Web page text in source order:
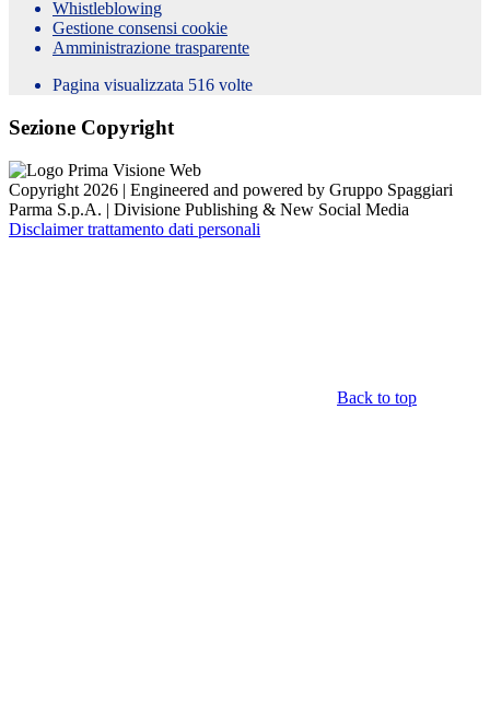
Whistleblowing
Gestione consensi cookie
Amministrazione trasparente
Pagina visualizzata 516 volte
Sezione Copyright
Copyright 2026 | Engineered and powered by Gruppo Spaggiari
Parma S.p.A. | Divisione Publishing & New Social Media
Disclaimer trattamento dati personali
Back to top